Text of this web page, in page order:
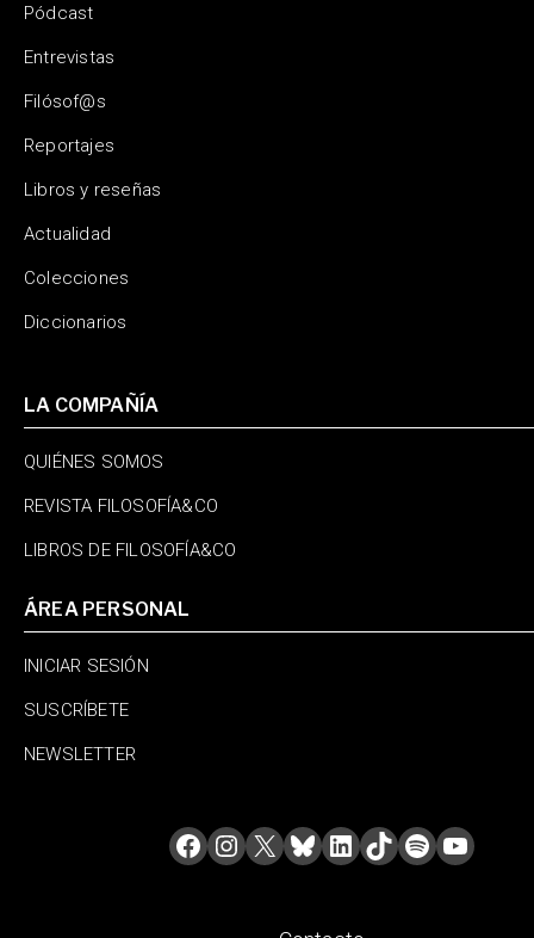
Pódcast
Entrevistas
Filósof@s
Reportajes
Libros y reseñas
Actualidad
Colecciones
Diccionarios
LA COMPAÑÍA
QUIÉNES SOMOS
REVISTA FILOSOFÍA&CO
LIBROS DE FILOSOFÍA&CO
ÁREA PERSONAL
INICIAR SESIÓN
SUSCRÍBETE
NEWSLETTER